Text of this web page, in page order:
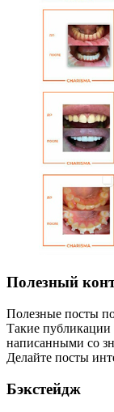
Полезный
Полезные посты
Такие
написанными со
Делайте посты
Бэкстейдж